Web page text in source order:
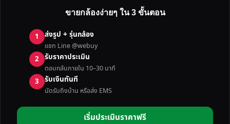
มื
อ
ส
อ
ง
น
ขายกล้องง่ายๆ ใน 3 ขั้นตอน
1 ส่งรูป + รุ่นกล้อง
แชท Line @webuy
2 รับราคาประเมิน
ตอบกลับภายใน 10–30 นาที
3 รับเงินทันที
นัดรับถึงบ้าน หรือส่ง EMS
เริ่มประเมินราคาฟรี